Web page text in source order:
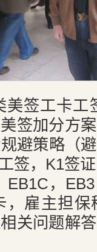
美签工卡工
签加分方
避策略（
签，K1签
EB1C，
，雇主担
关问题解